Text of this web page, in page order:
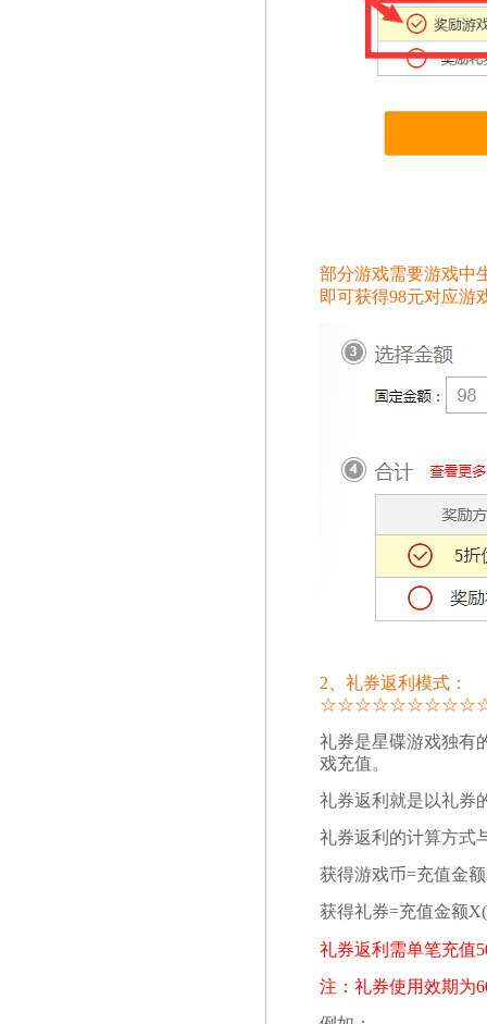
部分游戏需要游戏中
即可获得98元对应游
2、礼券返利模式：
☆☆☆☆☆☆☆☆☆
礼券是星碟游戏独有
戏充值。
礼券返利就是以礼券
礼券返利的计算方式
获得游戏币=充值金
获得礼券=充值金额
礼券返利需单笔充值
注：礼券使用效期为